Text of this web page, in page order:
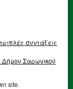
συντάξεις
Δήμου Σαρωνικού
site.